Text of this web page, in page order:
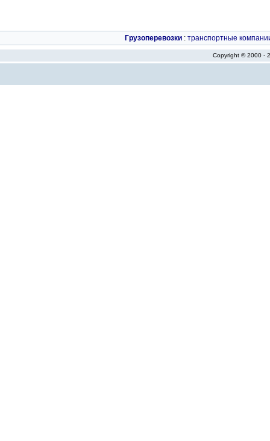
Грузоперевозки : транспортные
Copyright © 2000 -